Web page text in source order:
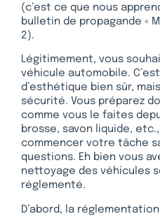
(c’est ce que nous
bulletin de propagande «
2).
Légitimement, vous
véhicule automobile.
d’esthétique bien sûr,
sécurité. Vous préparez
comme vous le faites
brosse, savon liquide,
commencer votre tâche
questions. Eh bien vous
nettoyage des véhicules
réglementé.
D’abord, la